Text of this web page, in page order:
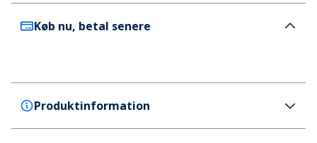
Køb nu, betal senere
Produktinformation